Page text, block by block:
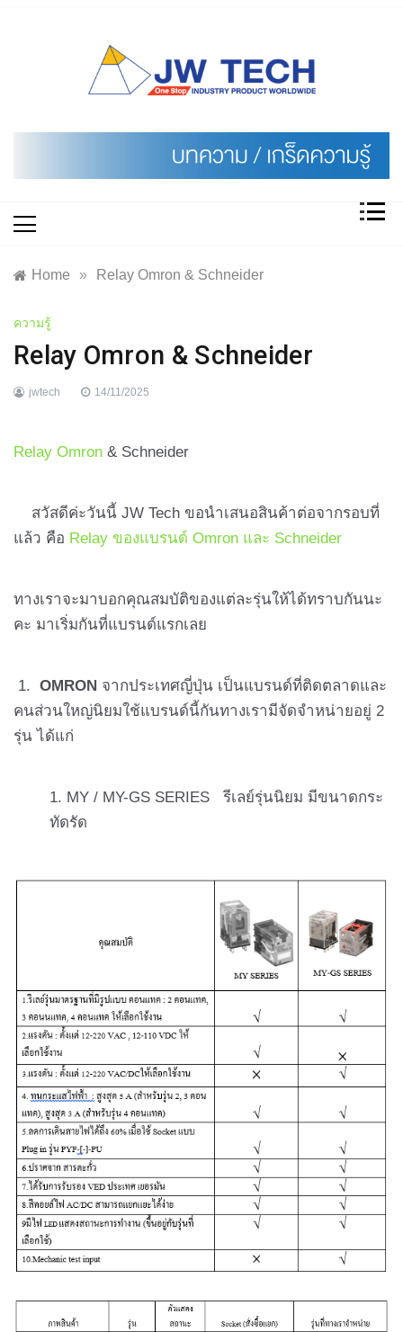
Home » Relay Omron & Schneider
ความรู้
Relay Omron & Schneider
jwtech 14/11/2025
Relay Omron & Schneider
สวัสดีค่ะวันนี้ JW Tech ขอนำเสนอสินค้าต่อจากรอบที่
แล้ว คือ Relay ของแบรนด์ Omron และ Schneider
ทางเราจะมาบอกคุณสมบัติของแต่ละรุ่นให้ได้ทราบกันนะ
คะ มาเริ่มกันที่แบรนด์แรกเลย
1. OMRON จากประเทศญี่ปุ่น เป็นแบรนด์ที่ติดตลาดและ
คนส่วนใหญ่นิยมใช้แบรนด์นี้กันทางเรามีจัดจำหน่ายอยู่ 2
รุ่น ได้แก่
MY / MY-GS SERIES รีเลย์รุ่นนิยม มีขนาดกระ
ทัดรัด